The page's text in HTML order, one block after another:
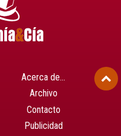
Acerca de…
Archivo
Contacto
Publicidad